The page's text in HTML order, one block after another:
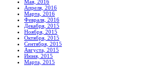
Мая, 2016
Апреля, 2016
Марта, 2016
Февраля, 2016
Декабря, 2015
Ноября, 2015
Октября, 2015
Сентября, 2015
Августа, 2015
Июня, 2015
Марта, 2015